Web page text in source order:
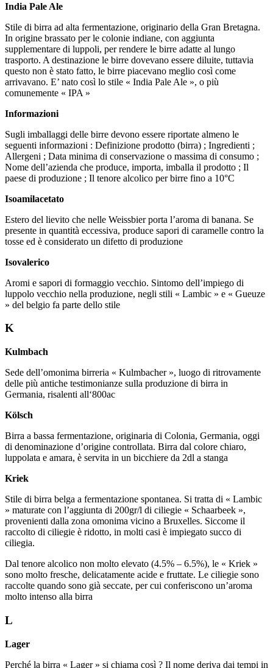
India Pale Ale
Stile di birra ad alta fermentazione, originario della Gran Bretagna.
In origine brassato per le colonie indiane, con aggiunta
supplementare di luppoli, per rendere le birre adatte al lungo
trasporto. A destinazione le birre dovevano essere diluite, tuttavia
questo non è stato fatto, le birre piacevano meglio così come
arrivavano. E’ nato così lo stile « India Pale Ale », o più
comunemente « IPA »
Informazioni
Sugli imballaggi delle birre devono essere riportate almeno le
seguenti informazioni : Definizione prodotto (birra) ; Ingredienti ;
Allergeni ; Data minima di conservazione o massima di consumo ;
Nome dell’azienda che produce, importa, imballa il prodotto ; Il
paese di produzione ; Il tenore alcolico per birre fino a 10°C
Isoamilacetato
Estero del lievito che nelle Weissbier porta l’aroma di banana. Se
presente in quantità eccessiva, produce sapori di caramelle contro la
tosse ed è considerato un difetto di produzione
Isovalerico
Aromi e sapori di formaggio vecchio. Sintomo dell’impiego di
luppolo vecchio nella produzione, negli stili « Lambic » e « Gueuze
» del belgio fa parte dello stile
K
Kulmbach
Sede dell’omonima birreria « Kulmbacher », luogo di ritrovamente
delle più antiche testimonianze sulla produzione di birra in
Germania, risalenti all‘800ac
Kölsch
Birra a bassa fermentazione, originaria di Colonia, Germania, oggi
di denominazione d’origine controllata. Birra dal colore chiaro,
luppolata e amara, è servita in un bicchiere da 2dl a stanga
Kriek
Stile di birra belga a fermentazione spontanea. Si tratta di « Lambic
» maturate con l’aggiunta di 200gr/l di ciliegie « Schaarbeek »,
provenienti dalla zona omonima vicino a Bruxelles. Siccome il
raccolto di ciliegie è ridotto, in molti casi è impiegato succo di
ciliegia.
Dal tenore alcolico non molto elevato (4.5% – 6.5%), le « Kriek »
sono molto fresche, delicatamente acide e fruttate. Le ciliegie sono
raccolte quando sono già seccate, per cui conferiscono un’aroma
molto intenso alla birra
L
Lager
Perché la birra « Lager » si chiama così ? Il nome deriva dai tempi in